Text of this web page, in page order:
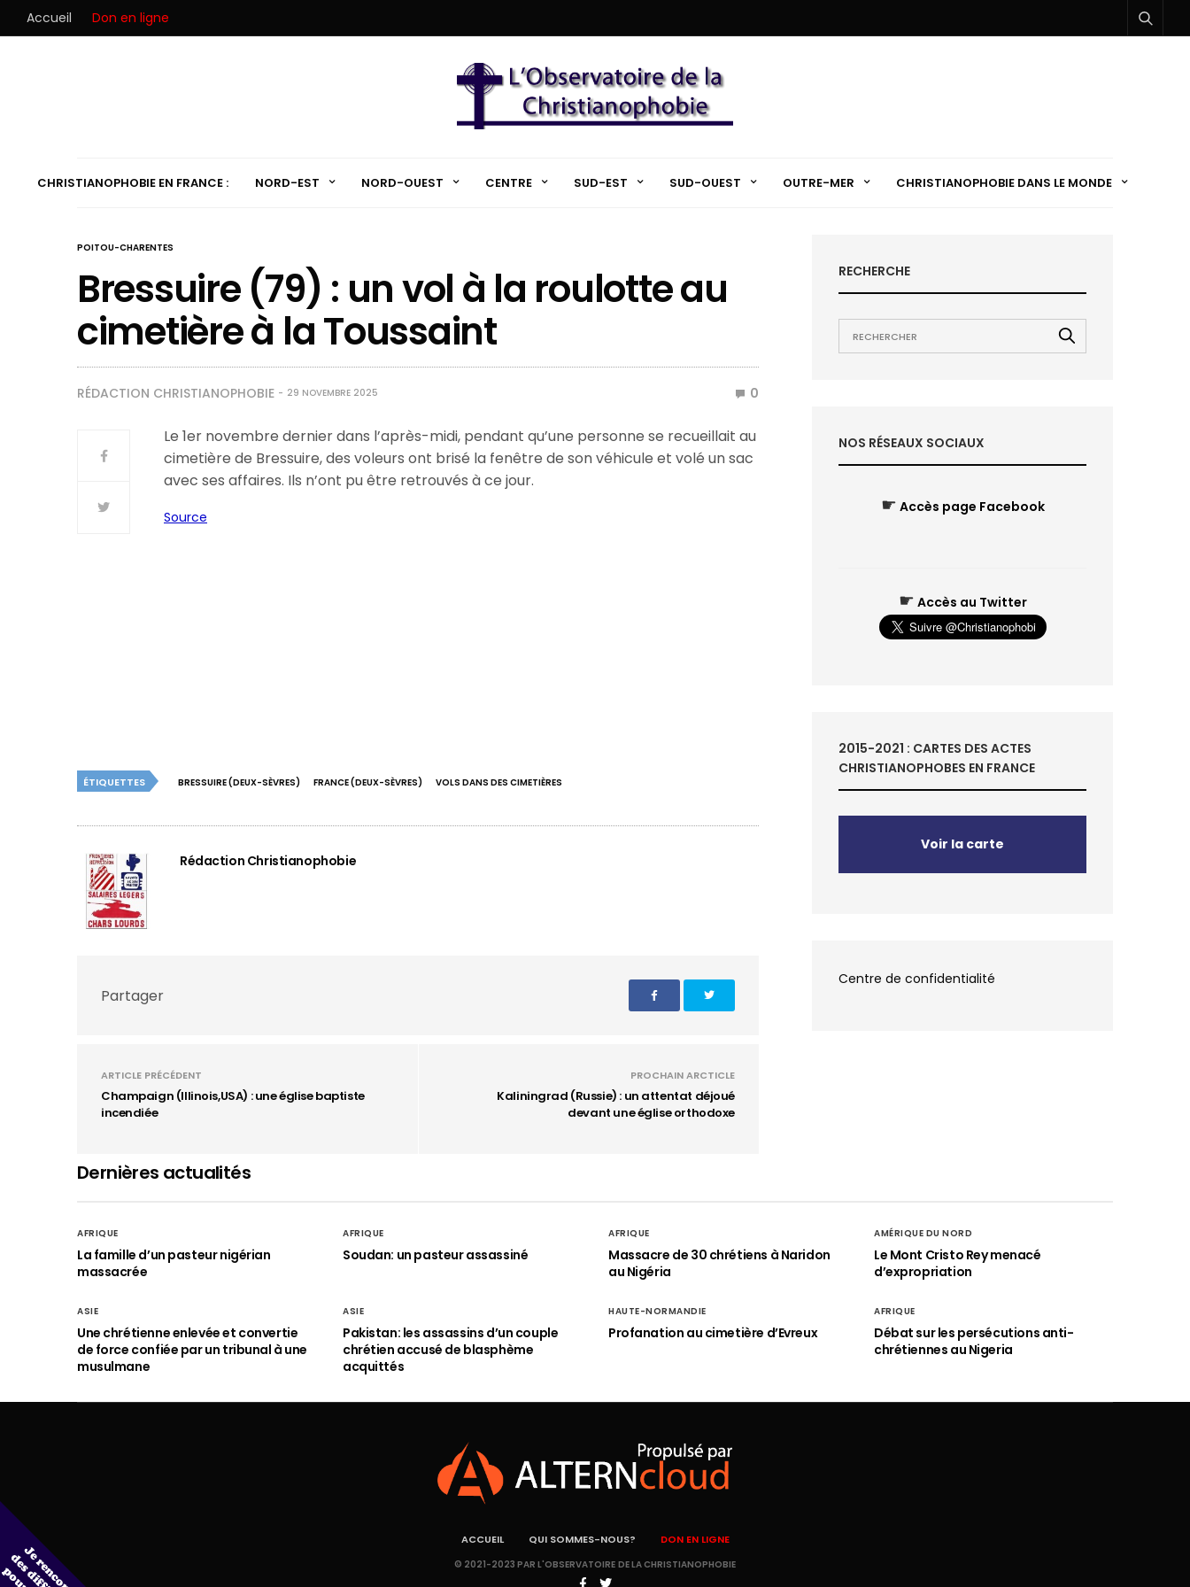
Accueil Don en ligne
CHRISTIANOPHOBIE EN FRANCE : NORD-EST NORD-OUEST CENTRE SUD-EST SUD-OUEST OUTRE-MER CHRISTIANOPHOBIE DANS LE MONDE
POITOU-CHARENTES
Bressuire (79) : un vol à la roulotte au
cimetière à la Toussaint
RÉDACTION CHRISTIANOPHOBIE 29 NOVEMBRE 2025 0
Le 1er novembre dernier dans l’après-midi, pendant qu’une personne se recueillait au
cimetière de Bressuire, des voleurs ont brisé la fenêtre de son véhicule et volé un sac
avec ses affaires. Ils n’ont pu être retrouvés à ce jour.
Source
ÉTIQUETTES BRESSUIRE (DEUX-SÈVRES) FRANCE (DEUX-SÈVRES) VOLS DANS DES CIMETIÈRES
Rédaction Christianophobie
Partager
ARTICLE PRÉCÉDENT
Champaign (Illinois,USA) : une église baptiste
incendiée
PROCHAIN ARCTICLE
Kaliningrad (Russie) : un attentat déjoué
devant une église orthodoxe
RECHERCHE
NOS RÉSEAUX SOCIAUX
☛ Accès page Facebook
☛ Accès au Twitter
2015-2021 : CARTES DES ACTES
CHRISTIANOPHOBES EN FRANCE
Voir la carte
Centre de confidentialité
Dernières actualités
AFRIQUE
La famille d’un pasteur nigérian
massacrée
AFRIQUE
Soudan: un pasteur assassiné
AFRIQUE
Massacre de 30 chrétiens à Naridon
au Nigéria
AMÉRIQUE DU NORD
Le Mont Cristo Rey menacé
d’expropriation
ASIE
Une chrétienne enlevée et convertie
de force confiée par un tribunal à une
musulmane
ASIE
Pakistan: les assassins d’un couple
chrétien accusé de blasphème
acquittés
HAUTE-NORMANDIE
Profanation au cimetière d’Evreux
AFRIQUE
Débat sur les persécutions anti-
chrétiennes au Nigeria
ACCUEIL QUI SOMMES-NOUS? DON EN LIGNE
© 2021-2023 PAR L'OBSERVATOIRE DE LA CHRISTIANOPHOBIE